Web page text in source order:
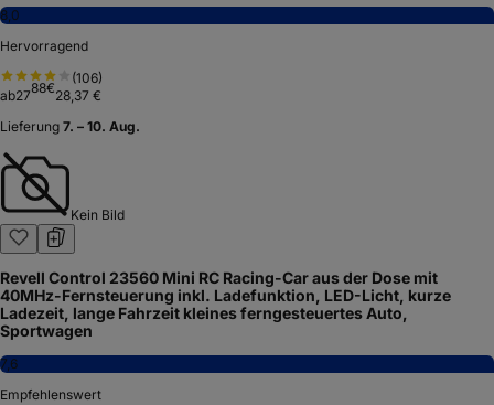
8,0
Hervorragend
(106)
ab2788€28,37 €
Lieferung 7. – 10. Aug.
Kein Bild
Revell Control 23560 Mini RC Racing-Car aus der Dose mit
40MHz-Fernsteuerung inkl. Ladefunktion, LED-Licht, kurze
Ladezeit, lange Fahrzeit kleines ferngesteuertes Auto,
Sportwagen
7,6
Empfehlenswert